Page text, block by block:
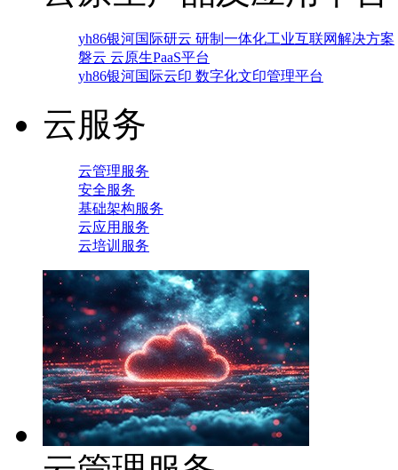
yh86银河国际研云 研制一体化工业互联网解决方案
磐云 云原生PaaS平台
yh86银河国际云印 数字化文印管理平台
云服务
云管理服务
安全服务
基础架构服务
云应用服务
云培训服务